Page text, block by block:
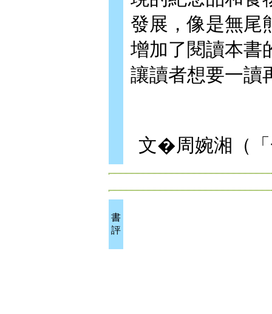
發展，像是無尾
增加了閱讀本書
讓讀者想要一讀
文�周婉湘（「
書
評